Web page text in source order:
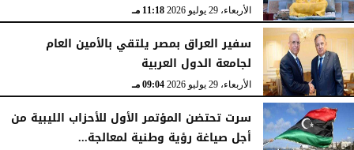
الأربعاء، 29 يوليو 2026 11:18 مـ
سفير العراق بمصر يلتقي بالأمين العام
لجامعة الدول العربية
الأربعاء، 29 يوليو 2026 09:04 مـ
سرت تحتضن المؤتمر الأول للأحزاب الليبية من
أجل صياغة رؤية وطنية لمعالجة...